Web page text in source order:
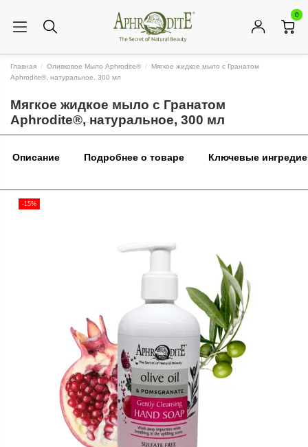
0
Главная Оливковое Мыло Aphrodite®
Мягкое жидкое мыло с Гранатом
Aphrodite®, натуральное, 300 мл
Мягкое жидкое мыло с Гранатом
Aphrodite®, натуральное, 300 мл
Описание Подробнее о товаре Ключевые
-15%